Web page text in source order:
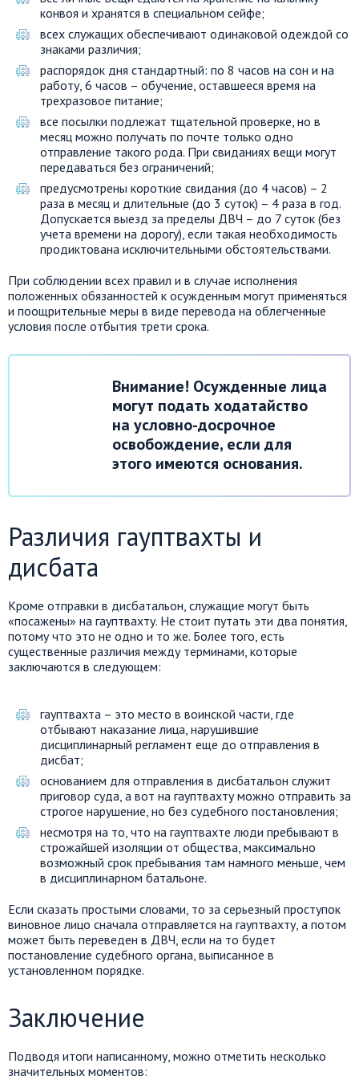
конвоя и хранятся в специальном сейфе;
всех служащих обеспечивают одинаковой одеждой со
знаками различия;
распорядок дня стандартный: по 8 часов на сон и на
работу, 6 часов – обучение, оставшееся время на
трехразовое питание;
все посылки подлежат тщательной проверке, но в
месяц можно получать по почте только одно
отправление такого рода. При свиданиях вещи могут
передаваться без ограничений;
предусмотрены короткие свидания (до 4 часов) – 2
раза в месяц и длительные (до 3 суток) – 4 раза в год.
Допускается выезд за пределы ДВЧ – до 7 суток (без
учета времени на дорогу), если такая необходимость
продиктована исключительными обстоятельствами.
При соблюдении всех правил и в случае исполнения
положенных обязанностей к осужденным могут применяться
и поощрительные меры в виде перевода на облегченные
условия после отбытия трети срока.
Внимание! Осужденные лица
могут подать ходатайство
на условно-досрочное
освобождение, если для
этого имеются основания.
Различия гауптвахты и
дисбата
Кроме отправки в дисбатальон, служащие могут быть
«посажены» на гауптвахту. Не стоит путать эти два понятия,
потому что это не одно и то же. Более того, есть
существенные различия между терминами, которые
заключаются в следующем:
гауптвахта – это место в воинской части, где
отбывают наказание лица, нарушившие
дисциплинарный регламент еще до отправления в
дисбат;
основанием для отправления в дисбатальон служит
приговор суда, а вот на гауптвахту можно отправить за
строгое нарушение, но без судебного постановления;
несмотря на то, что на гауптвахте люди пребывают в
строжайшей изоляции от общества, максимально
возможный срок пребывания там намного меньше, чем
в дисциплинарном батальоне.
Если сказать простыми словами, то за серьезный проступок
виновное лицо сначала отправляется на гауптвахту, а потом
может быть переведен в ДВЧ, если на то будет
постановление судебного органа, выписанное в
установленном порядке.
Заключение
Подводя итоги написанному, можно отметить несколько
значительных моментов: